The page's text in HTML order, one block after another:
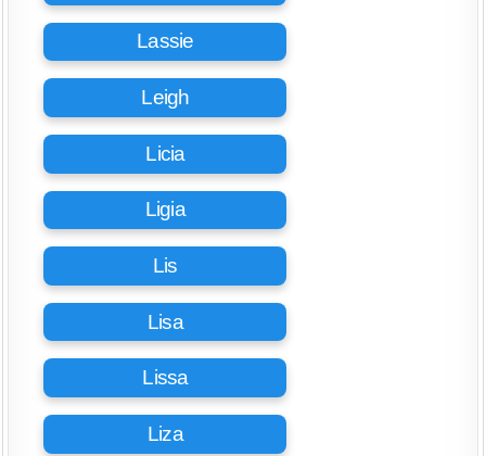
Lassie
Leigh
Licia
Ligia
Lis
Lisa
Lissa
Liza